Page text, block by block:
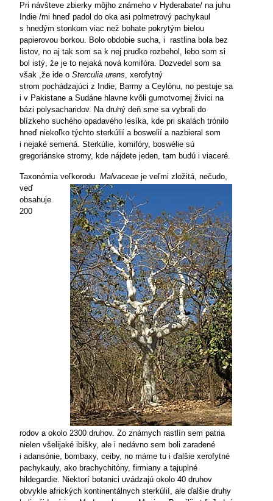
Pri návšteve zbierky môjho známeho v Hyderabate/ na juhu
Indie /mi hneď padol do oka asi polmetrový pachykaul
s hnedým stonkom viac než bohate pokrytým bielou
papierovou borkou. Bolo obdobie sucha, i rastlina bola bez
listov, no aj tak som sa k nej prudko rozbehol, lebo som si
bol istý, že je to nejaká nová komifóra. Dozvedel som sa
však ,že ide o Sterculia urens, xerofytný
strom pochádzajúci z Indie, Barmy a Ceylónu, no pestuje sa
i v Pakistane a Sudáne hlavne kvôli gumotvornej živici na
bázi polysacharidov. Na druhý deň sme sa vybrali do
blízkeho suchého opadavého lesíka, kde pri skalách trónilo
hneď niekoľko týchto sterkúlií a boswelií a nazbieral som
i nejaké semená. Sterkúlie, komifóry, boswélie sú
gregoriánske stromy, kde nájdete jeden, tam budú i viaceré.
Taxonómia veľkorodu Malvaceae je veľmi zložitá, nečudo,
veď
obsahuje
200
rodov a okolo 2300 druhov. Zo známych rastlín sem patria
nielen všelijaké ibišky, ale i nedávno sem boli zaradené
i adansónie, bombaxy, ceiby, no máme tu i ďalšie xerofytné
pachykauly, ako brachychitóny, firmiany a tajuplné
hildegardie. Niektorí botanici uvádzajú okolo 40 druhov
obvykle afrických kontinentálnych sterkúlií, ale ďalšie druhy